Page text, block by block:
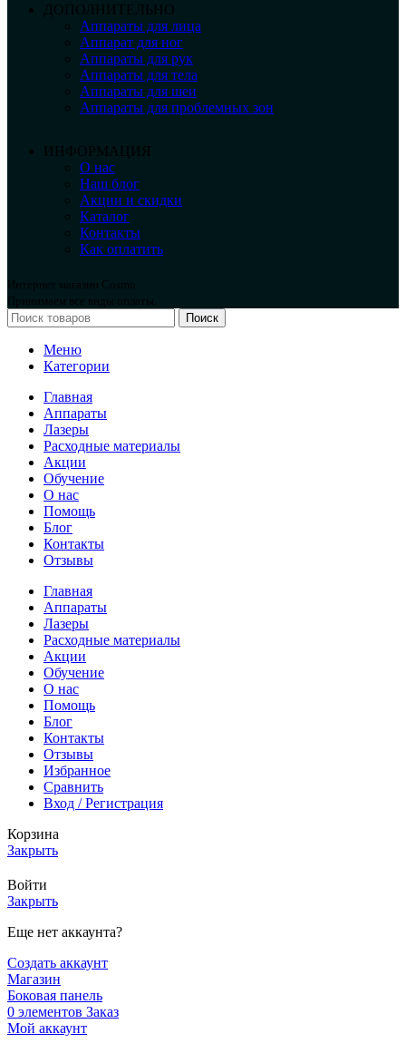
ДОПОЛНИТЕЛЬНО
Аппараты для лица
Аппарат для ног
Аппараты для рук
Аппараты для тела
Аппараты для шеи
Аппараты для проблемных зон
ИНФОРМАЦИЯ
О нас
Наш блог
Акции и скидки
Каталог
Контакты
Как оплатить
Интернет магазин Cosmo
Принимаем все виды оплаты.
Поиск
Меню
Категории
Главная
Аппараты
Лазеры
Расходные материалы
Акции
Обучение
О нас
Помощь
Блог
Контакты
Отзывы
Главная
Аппараты
Лазеры
Расходные материалы
Акции
Обучение
О нас
Помощь
Блог
Контакты
Отзывы
Избранное
Сравнить
Вход / Регистрация
Корзина
Закрыть
Войти
Закрыть
Еще нет аккаунта?
Создать аккаунт
Магазин
Боковая панель
0 элементов Заказ
Мой аккаунт